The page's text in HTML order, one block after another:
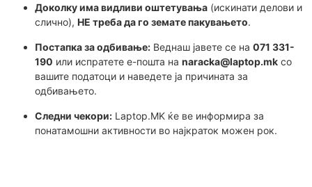
Доколку има видливи оштетувања (искинати делови и
слично), НЕ треба да го земате пакувањето.
Постапка за одбивање: Веднаш јавете се на 071 331-
190 или испратете е-пошта на naracka@laptop.mk со
вашите податоци и наведете ја причината за
одбивањето.
Следни чекори: Laptop.MK ќе ве информира за
понатамошни активности во најкраток можен рок.